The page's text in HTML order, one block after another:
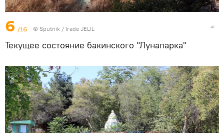
6 /16 © Sputnik / Irade JELIL
Текущее состояние бакинского "Лунапарка"